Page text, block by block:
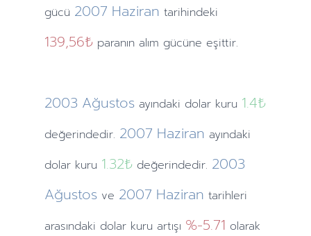
gücü 2007 Haziran tarihindeki
139,56₺ paranın alım gücüne eşittir.
2003 Ağustos ayındaki dolar kuru 1.4₺
değerindedir. 2007 Haziran ayındaki
dolar kuru 1.32₺değerindedir. 2003
Ağustos ve 2007 Haziran tarihleri
arasındaki dolar kuru artışı %-5.71 olarak